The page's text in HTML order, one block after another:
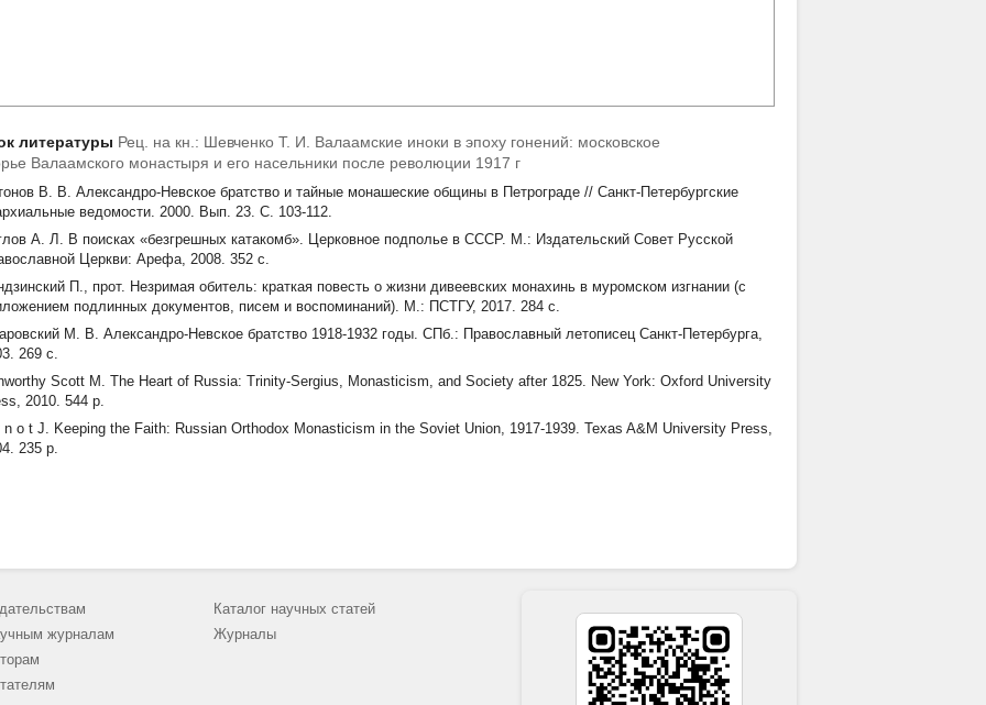
литературы Рец. на кн.: Шевченко Т. И. Валаамские иноки в эпоху гонений: московское
Валаамского монастыря и его насельники после революции 1917 г
В. В. Александро-Невское братство и тайные монашеские общины в Петрограде // Санкт-Петербургские
ведомости. 2000. Вып. 23. С. 103-112.
А. Л. В поисках «безгрешных катакомб». Церковное подполье в СССР. М.: Издательский Совет Русской
Церкви: Арефа, 2008. 352 с.
П., прот. Незримая обитель: краткая повесть о жизни дивеевских монахинь в муромском изгнании (с
подлинных документов, писем и воспоминаний). М.: ПСТГУ, 2017. 284 с.
М. В. Александро-Невское братство 1918-1932 годы. СПб.: Православный летописец Санкт-Петербурга,
269 с.
Scott M. The Heart of Russia: Trinity-Sergius, Monasticism, and Society after 1825. New York: Oxford University
2010. 544 p.
n o t J. Keeping the Faith: Russian Orthodox Monasticism in the Soviet Union, 1917-1939. Texas A&M University Press,
235 p.
журналам
Каталог научных статей
Журналы